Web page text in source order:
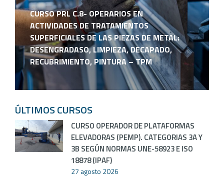
CURSO PRL C.8- OPERARIOS EN
ACTIVIDADES DE TRATAMIENTOS
SUPERFICIALES DE LAS PIEZAS DE METAL:
DESENGRADASO, LIMPIEZA, DECAPADO,
RECUBRIMIENTO, PINTURA – TPM
ÚLTIMOS CURSOS
CURSO OPERADOR DE PLATAFORMAS
ELEVADORAS (PEMP). CATEGORIAS 3A Y
3B SEGÚN NORMAS UNE-58923 E ISO
18878 (IPAF)
27 agosto 2026